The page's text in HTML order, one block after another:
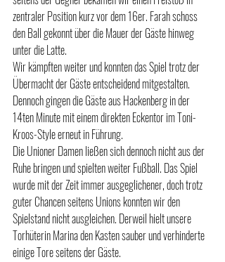
zentraler Position kurz vor dem 16er. Farah schoss
den Ball gekonnt über die Mauer der Gäste hinweg
unter die Latte.
Wir kämpften weiter und konnten das Spiel trotz der
Übermacht der Gäste entscheidend mitgestalten.
Dennoch gingen die Gäste aus Hackenberg in der
14ten Minute mit einem direkten Eckentor im Toni-
Kroos-Style erneut in Führung.
Die Unioner Damen ließen sich dennoch nicht aus der
Ruhe bringen und spielten weiter Fußball. Das Spiel
wurde mit der Zeit immer ausgeglichener, doch trotz
guter Chancen seitens Unions konnten wir den
Spielstand nicht ausgleichen. Derweil hielt unsere
Torhüterin Marina den Kasten sauber und verhinderte
einige Tore seitens der Gäste.